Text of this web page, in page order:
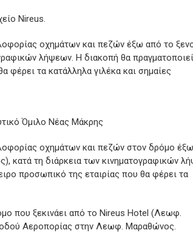
Nireus.
οχημάτων και πεζών έξω από το
λήψεων. Η διακοπή θα
φέρει τα κατάλληλα γιλέκα και σημαίες
Όμιλο Νέας Μάκρης
οχημάτων και πεζών στον δρόμο
κατά τη διάρκεια των κινηματογραφικών
προσωπικό της εταιρίας που θα φέρει τα
που ξεκινάει από το Nireus Hotel (Λεωφ.
Αεροπορίας στην Λεωφ. Μαραθώνος.